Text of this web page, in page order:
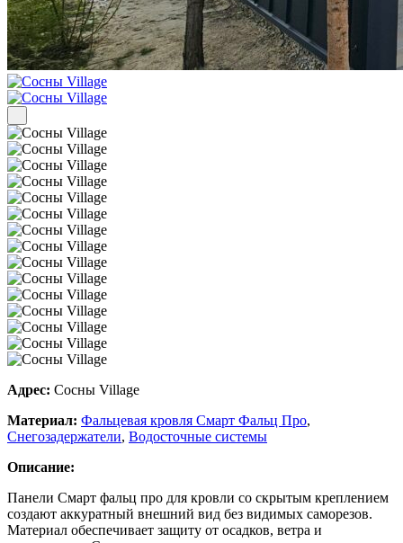
Адрес: Сосны Village
Материал: Фальцевая кровля Смарт Фальц Про,
Снегозадержатели, Водосточные системы
Описание:
Панели Смарт фальц про для кровли со скрытым креплением
создают аккуратный внешний вид без видимых саморезов.
Материал обеспечивает защиту от осадков, ветра и